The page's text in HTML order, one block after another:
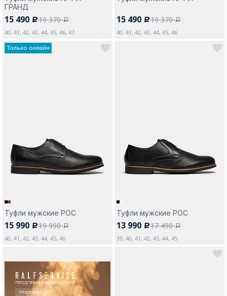
ГРАНД
15 490 c19 370a
40, 41, 42, 43, 44, 45, 46, 47
15 490 c19 370a
40, 41, 42, 43, 44, 45, 46
Только онлайн
Туфли мужские РОС
15 990 c19 990a
40, 41, 42, 43, 44, 45, 46
Туфли мужские РОС
13 990 c17 490a
39, 40, 41, 42, 43, 44, 45